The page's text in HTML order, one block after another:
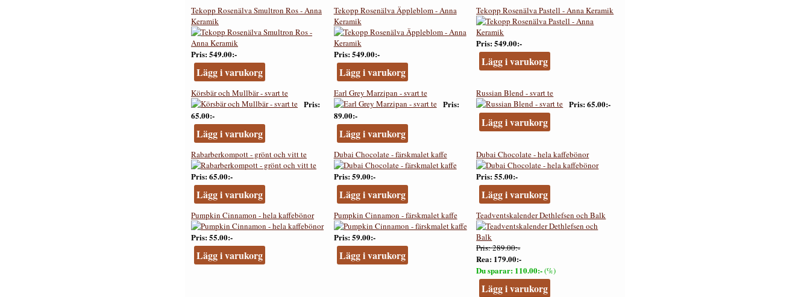
Tekopp Rosenälva Smultron Ros - Anna
Keramik
Pris 549.00:-
Lägg i varukorg
Tekopp Rosenälva Äppleblom - Anna
Keramik
Pris 549.00:-
Lägg i varukorg
Tekopp Rosenälva Pastell - Anna Keramik
Pris 549.00:-
Lägg i varukorg
Körsbär och Mullbär - svart te
Pris
65.00:-
Lägg i varukorg
Earl Grey Marzipan - svart te
Pris
89.00:-
Lägg i varukorg
Russian Blend - svart te
Pris 65.00:-
Lägg i varukorg
Rabarberkompott - grönt och vitt te
Pris 65.00:-
Lägg i varukorg
Dubai Chocolate - färskmalet kaffe
Pris 59.00:-
Lägg i varukorg
Dubai Chocolate - hela kaffebönor
Pris 55.00:-
Lägg i varukorg
Pumpkin Cinnamon - hela kaffebönor
Pris 55.00:-
Lägg i varukorg
Pumpkin Cinnamon - färskmalet kaffe
Pris 59.00:-
Lägg i varukorg
Teadventskalender Dethlefsen och Balk
Pris 289.00:-
Rea 179.00:-
Du sparar 110.00:-(%)
Lägg i varukorg